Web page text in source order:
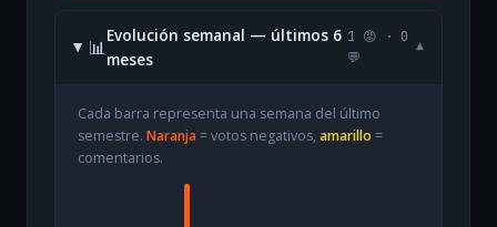
📊
Evolución semanal — últimos 6
meses
1 😡 · 0
💬
▾
Cada barra representa una semana del último
semestre. Naranja= votos negativos, amarillo =
comentarios.